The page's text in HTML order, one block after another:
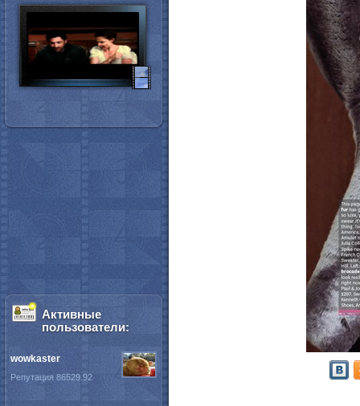
Активные
пользователи:
wowkaster
Репутация 86529.92